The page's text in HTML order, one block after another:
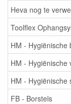
Heva nog te
Toolflex
HM - Hygiënische
HM - Hygiënische
HM - Hygiënische
FB - Borstels